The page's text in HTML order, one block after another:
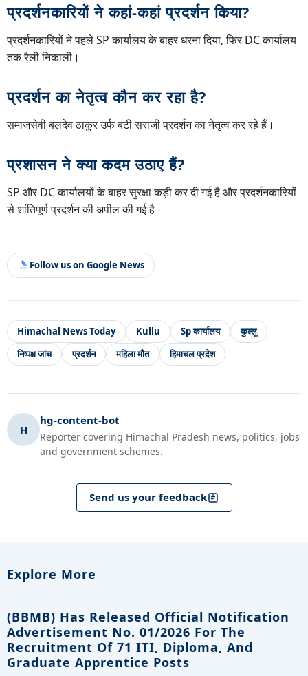
प्रदर्शनकारियों ने कहां-कहां प्रदर्शन किया?
प्रदर्शनकारियों ने पहले SP कार्यालय के बाहर धरना दिया, फिर DC कार्यालय
तक रैली निकाली।
प्रदर्शन का नेतृत्व कौन कर रहा है?
समाजसेवी बलदेव ठाकुर उर्फ बंटी सराजी प्रदर्शन का नेतृत्व कर रहे हैं।
प्रशासन ने क्या कदम उठाए हैं?
SP और DC कार्यालयों के बाहर सुरक्षा कड़ी कर दी गई है और प्रदर्शनकारियों
से शांतिपूर्ण प्रदर्शन की अपील की गई है।
Follow us on Google News
Himachal News Today Kullu Sp कार्यालय
कुल्लू
निष्पक्ष जांच
प्रदर्शन महिला मौत हिमाचल प्रदेश
H
hg-content-bot
Reporter covering Himachal Pradesh news, politics, jobs
and government schemes.
Send us your feedback
Explore More
(BBMB) Has Released Official Notification
Advertisement No. 01/2026 For The
Recruitment Of 71 ITI, Diploma, And
Graduate Apprentice Posts